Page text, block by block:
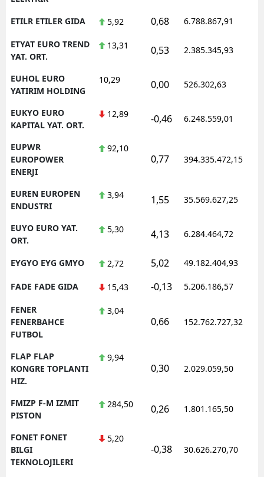
ETILR ETILER GIDA 5,92 0,68 6.788.867,91
ETYAT EURO TREND
YAT. ORT.
13,31 0,53 2.385.345,93
EUHOL EURO
YATIRIM HOLDING
10,29 0,00 526.302,63
EUKYO EURO
KAPITAL YAT. ORT.
12,89 -0,46 6.248.559,01
EUPWR
EUROPOWER
ENERJI
92,10
0,77 394.335.472,15
EUREN EUROPEN
ENDUSTRI
3,94 1,55 35.569.627,25
EUYO EURO YAT.
ORT.
5,30 4,13 6.284.464,72
EYGYO EYG GMYO 2,72 5,02 49.182.404,93
FADE FADE GIDA 15,43 -0,13 5.206.186,57
FENER
FENERBAHCE
FUTBOL
3,04
0,66 152.762.727,32
FLAP FLAP
KONGRE TOPLANTI
HIZ.
9,94
0,30 2.029.059,50
FMIZP F-M IZMIT
PISTON
284,50 0,26 1.801.165,50
FONET FONET
BILGI
TEKNOLOJILERI
5,20
-0,38 30.626.270,70